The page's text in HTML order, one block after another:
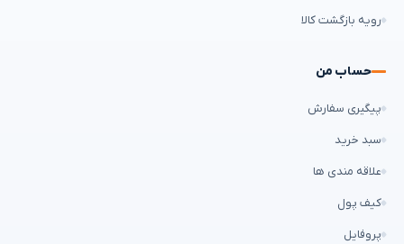
رویه بازگشت کالا
حساب من
پیگیری سفارش
سبد خرید
علاقه مندی ها
کیف پول
پروفایل